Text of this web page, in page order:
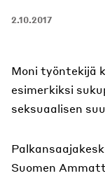
2.10.2017
Moni työntekijä
esimerkiksi
seksuaalisen
Suomen